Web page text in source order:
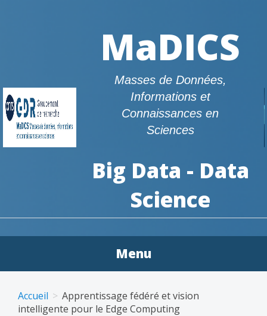
MaDICS
Masses de Données,
Informations et
Connaissances en
Sciences
Big Data - Data
Science
Menu
content
Accueil
Apprentissage fédéré et vision
intelligente pour le Edge Computing